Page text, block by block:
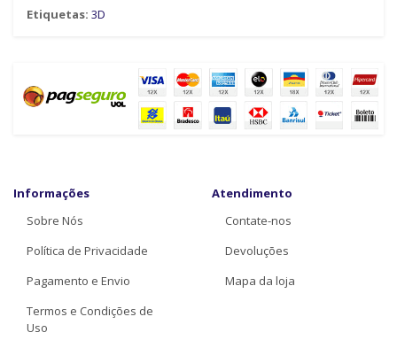
Etiquetas: 3D
Informações
Sobre Nós
Política de Privacidade
Pagamento e Envio
Termos e Condições de
Uso
Atendimento
Contate-nos
Devoluções
Mapa da loja